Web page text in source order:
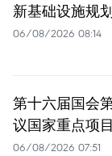
新基础设施规
06/08/2026 08:14
第十六届国会
议国家重点项
06/08/2026 07:51